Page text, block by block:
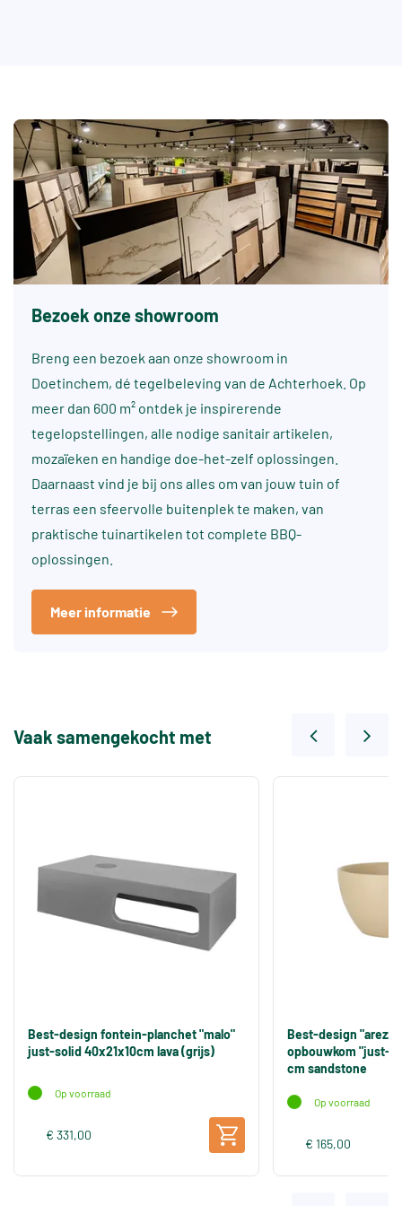
Bezoek onze showroom
Breng een bezoek aan onze showroom in
Doetinchem, dé tegelbeleving van de Achterhoek. Op
meer dan 600 m² ontdek je inspirerende
tegelopstellingen, alle nodige sanitair artikelen,
mozaïeken en handige doe-het-zelf oplossingen.
Daarnaast vind je bij ons alles om van jouw tuin of
terras een sfeervolle buitenplek te maken, van
praktische tuinartikelen tot complete BBQ-
oplossingen.
Meer informatie
Vaak samengekocht met
Best-design fontein-planchet "malo"
just-solid 40x21x10cm lava (grijs)
Op voorraad
€ 331,00
Best-design
opbouwkom "just-
cm sandstone
Op voorraad
€ 165,00